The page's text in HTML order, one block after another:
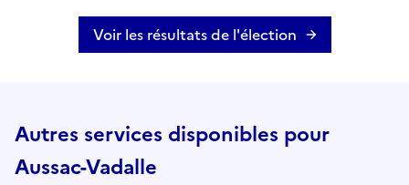
Voir les résultats de l'élection
Autres services disponibles pour
Aussac-Vadalle